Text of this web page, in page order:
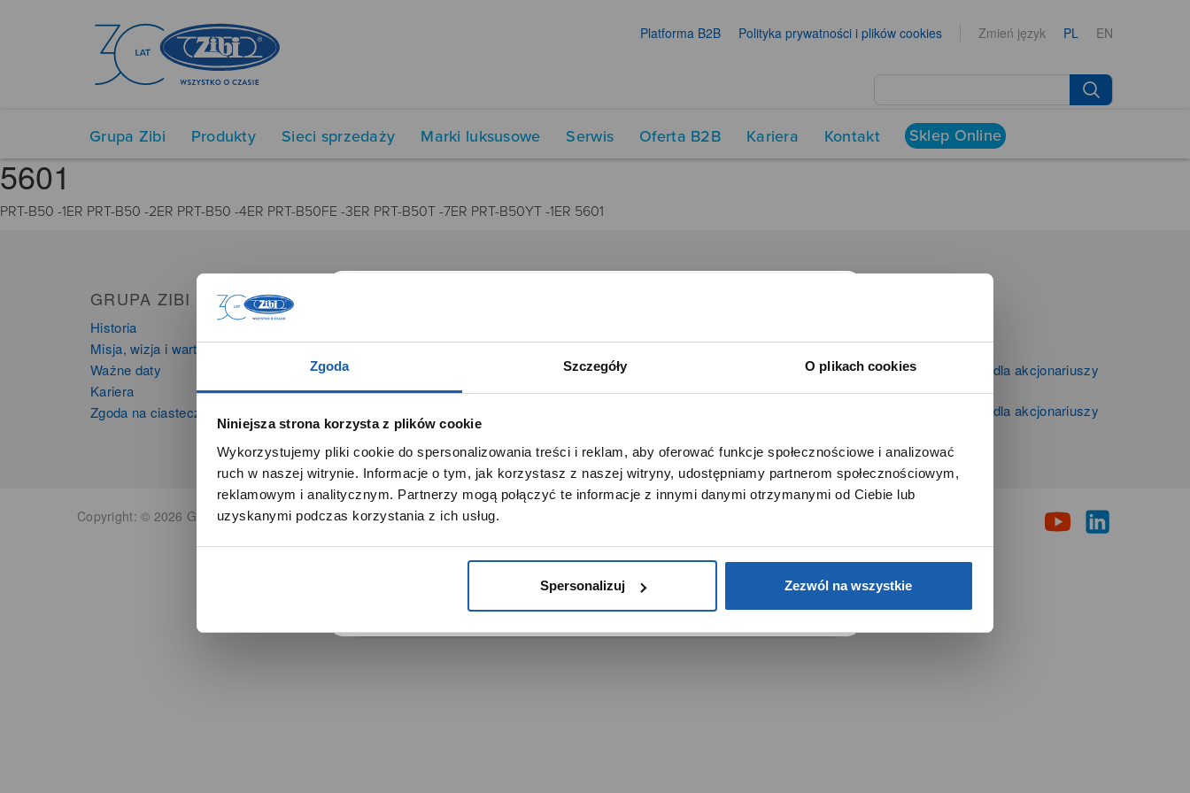
Zgoda Szczegóły O plikach cookies
Niniejsza strona korzysta z plików cookie
Wykorzystujemy pliki cookie do spersonalizowania treści i reklam, aby oferować funkcje społecznościowe i analizować
ruch w naszej witrynie. Informacje o tym, jak korzystasz z naszej witryny, udostępniamy partnerom społecznościowym,
reklamowym i analitycznym. Partnerzy mogą połączyć te informacje z innymi danymi otrzymanymi od Ciebie lub
uzyskanymi podczas korzystania z ich usług.
Spersonalizuj Zezwól na wszystkie
Platforma B2B Polityka prywatności i plików cookies Zmień język PL EN
Grupa Zibi Produkty Sieci sprzedaży Marki luksusowe Serwis Oferta B2B Kariera Kontakt Sklep Online
5601
PRT-B50 -1ER PRT-B50 -2ER PRT-B50 -4ER PRT-B50FE -3ER PRT-B50T -7ER PRT-B50YT -1ER 5601
GRUPA ZIBI
Historia
Misja, wizja i wartości Grupy Zibi
Ważne daty
Kariera
Zgoda na ciasteczka
Instrumenty muzyczne
Kalkulatory
Time Trend
Salony muzyczne Riff
Noble Place
Kontakt dla mediów
Informacje firmowe i dla akcjonariuszy
Zibi S.A.
Informacje firmowe i dla akcjonariuszy
Copyright: © 2026 Grupa Zibi S.A. Wszelkie prawa zastrzeżone.
SZANOWNA UŻYTKOWNICZKO
Używamy plików cookie w celach analitycznych, statystycznych i
marketingowych, w tym aby analizować ruch w tej witrynie,
optymalizować jej działanie oraz zapamiętywać Twoje preferencje.
DOWIEDZ SIĘ WIĘCEJ PRZEJDŹ DO SERWISU